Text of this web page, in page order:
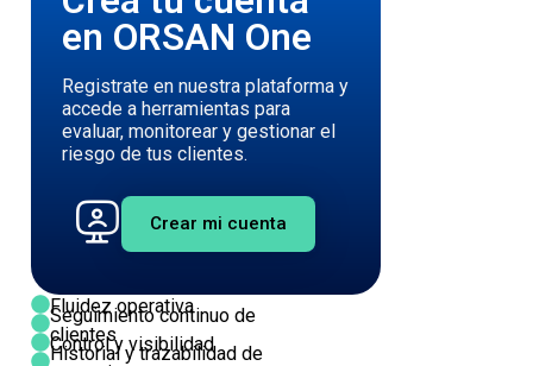
Crea tu cuenta
en ORSAN One
Registrate en nuestra plataforma y
accede a herramientas para
evaluar, monitorear y gestionar el
Fluidez operativa
Seguimiento continuo de
clientes